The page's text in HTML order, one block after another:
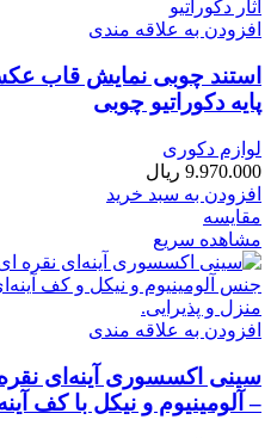
افزودن به علاقه مندی
استند چوبی نمایش قاب
پایه دکوراتیو چوبی
لوازم دکوری
9.970.000 ریال
افزودن به سبد خرید
مقایسه
مشاهده سریع
افزودن به علاقه مندی
سینی اکسسوری آینه‌ای
– آلومینیوم و نیکل با کف